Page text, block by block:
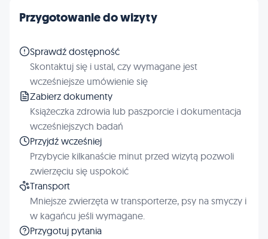
Przygotowanie do wizyty
Sprawdź dostępność
Skontaktuj się i ustal, czy wymagane jest
wcześniejsze umówienie się
Zabierz dokumenty
Książeczka zdrowia lub paszporcie i dokumentacja
wcześniejszych badań
Przyjdź wcześniej
Przybycie kilkanaście minut przed wizytą pozwoli
zwierzęciu się uspokoić
Transport
Mniejsze zwierzęta w transporterze, psy na smyczy i
w kagańcu jeśli wymagane.
Przygotuj pytania